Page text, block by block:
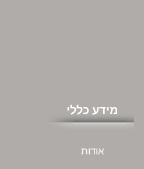
מידע כללי
אודות